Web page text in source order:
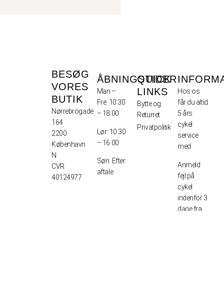
BESØG
VORES
BUTIK
Nørrebrogade
164
2200
København
N
CVR
40124977
ÅBNINGSTIDER
Man –
Fre: 10:30
– 18:00
Lør: 10:30
– 16:00
Søn: Efter
aftale
QUICK
LINKS
Bytte og
Returret
Privatpolitik
Hos os
får du altid
5 års
cykel
service
med
Anmeld
fejl på
cykel
indenfor 3
dage fra